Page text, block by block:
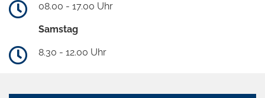
08.00 - 17.00 Uhr
Samstag
8.30 - 12.00 Uhr